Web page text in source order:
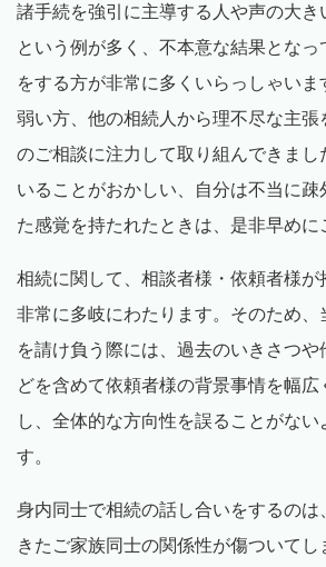
諸手続を強引に主導する人や声の大き
という例が多く、不本意な結果とな
をする方が非常に多くいらっしゃい
弱い方、他の相続人から理不尽な主張
のご相談に注力して取り組んできまし
いることがおかしい、自分は不当に疎
た感覚を持たれたときは、是非早めに
相続に関して、相談者様・依頼者様が
非常に多岐にわたります。そのため、
を請け負う際には、過去のいきさつ
どを含めて依頼者様の背景事情を幅広
し、全体的な方向性を誤ることがない
す。
身内同士で相続の話し合いをするのは
きたご家族同士の関係性が傷ついて